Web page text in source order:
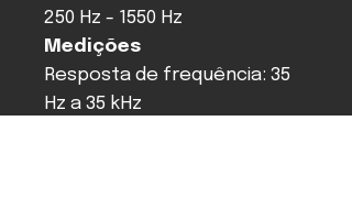
250 Hz - 1550 Hz
Medições
Resposta de frequência: 35
Hz a 35 kHz